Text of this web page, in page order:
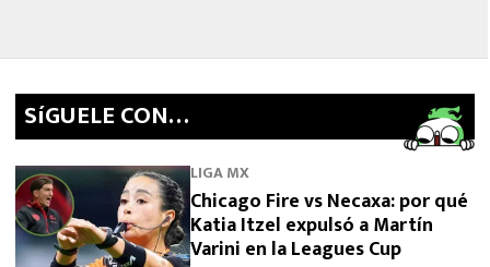
SíGUELE CON…
LIGA MX
Chicago Fire vs Necaxa: por qué
Katia Itzel expulsó a Martín
Varini en la Leagues Cup